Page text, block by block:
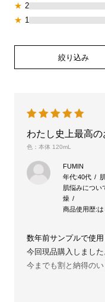
★ 2
★ 1
絞り込み
わたし史上最高の
色：本体 120mL
FUMIN
年代:40代
肌悩みについ
燥
商品使用歴:は
数年前サンプルで使
今回現品購入しました
今までも割と納得の
数年前に感じたあの